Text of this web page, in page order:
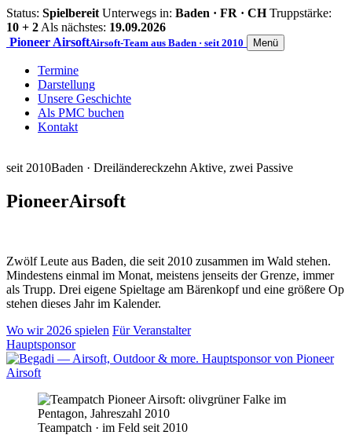
Status: Spielbereit Unterwegs in: Baden · FR · CH Truppstärke:
10 + 2 Als nächstes: 19.09.2026
Pioneer AirsoftAirsoft-Team aus Baden · seit 2010 Menü
Termine
Darstellung
Unsere Geschichte
Als PMC buchen
Kontakt
seit 2010Baden · Dreiländereckzehn Aktive, zwei Passive
PioneerAirsoft
Zwölf Leute aus Baden, die seit 2010 zusammen im Wald stehen.
Mindestens einmal im Monat, meistens jenseits der Grenze, immer
als Trupp. Drei eigene Spieltage am Bärenkopf und eine größere Op
stehen dieses Jahr im Kalender.
Wo wir 2026 spielen Für Veranstalter
Hauptsponsor
Teampatch · im Feld seit 2010